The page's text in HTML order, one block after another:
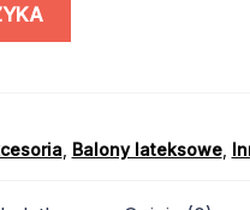
, Balony lateksowe,